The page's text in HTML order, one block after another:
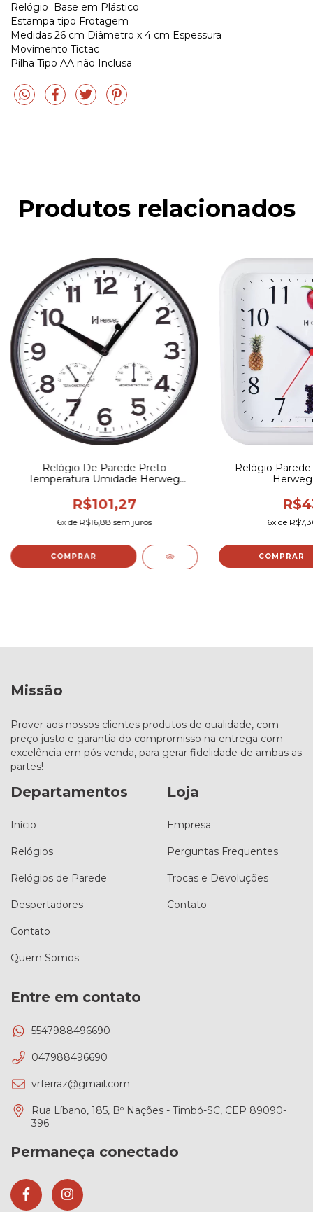
Relógio Base em Plástico
Estampa tipo Frotagem
Medidas 26 cm Diâmetro x 4 cm Espessura
Movimento Tictac
Pilha Tipo AA não Inclusa
Produtos relacionados
Relógio De Parede Preto
Temperatura Umidade Herweg
R$101,27
6x de R$16,88 sem juros
Relógio
6x de
COMPRAR
Missão
Prover aos nossos clientes produtos de qualidade, com
preço justo e garantia do compromisso na entrega com
excelência em pós venda, para gerar fidelidade de ambas as
partes!
Departamentos
Início
Relógios
Relógios de Parede
Despertadores
Contato
Quem Somos
Loja
Empresa
Perguntas Frequentes
Trocas e Devoluções
Contato
Entre em contato
5547988496690
047988496690
vrferraz@gmail.com
Rua Líbano, 185, Bº Nações - Timbó-SC, CEP 89090-
396
Permaneça conectado